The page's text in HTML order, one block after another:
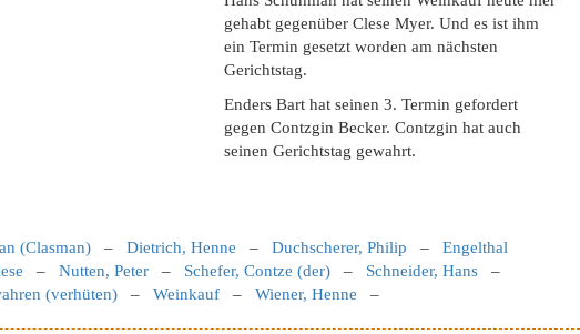
gehabt gegenüber Clese Myer. Und es ist ihm
ein Termin gesetzt worden am nächsten
Gerichtstag.
Enders Bart hat seinen 3. Termin gefordert
gegen Contzgin Becker. Contzgin hat auch
seinen Gerichtstag gewahrt.
(Clasman) – Dietrich, Henne – Duchscherer, Philip – Engelthal
– Nutten, Peter – Schefer, Contze (der) – Schneider, Hans –
(verhüten) – Weinkauf – Wiener, Henne –